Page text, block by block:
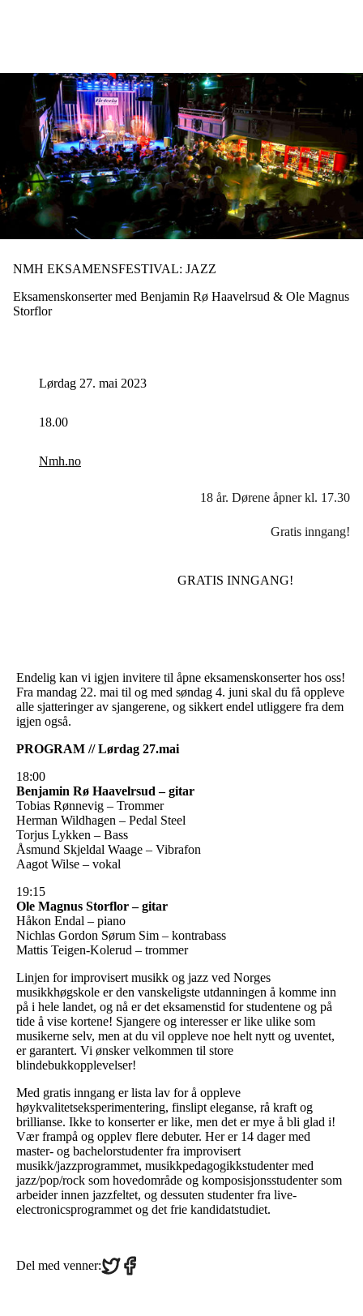
NMH EKSAMENSFESTIVAL: JAZZ
Eksamenskonserter med Benjamin Rø Haavelrsud & Ole Magnus
Storflor
Lørdag 27. mai 2023
18.00
Nmh.no
18 år. Dørene åpner kl. 17.30
Gratis inngang!
GRATIS INNGANG!
Endelig kan vi igjen invitere til åpne eksamenskonserter hos oss!
Fra mandag 22. mai til og med søndag 4. juni skal du få oppleve
alle sjatteringer av sjangerene, og sikkert endel utliggere fra dem
igjen også.
PROGRAM // Lørdag 27.mai
18:00
Benjamin Rø Haavelrsud – gitar
Tobias Rønnevig – Trommer
Herman Wildhagen – Pedal Steel
Torjus Lykken – Bass
Åsmund Skjeldal Waage – Vibrafon
Aagot Wilse – vokal
19:15
Ole Magnus Storflor – gitar
Håkon Endal – piano
Nichlas Gordon Sørum Sim – kontrabass
Mattis Teigen-Kolerud – trommer
Linjen for improvisert musikk og jazz ved Norges
musikkhøgskole er den vanskeligste utdanningen å komme inn
på i hele landet, og nå er det eksamenstid for studentene og på
tide å vise kortene! Sjangere og interesser er like ulike som
musikerne selv, men at du vil oppleve noe helt nytt og uventet,
er garantert. Vi ønsker velkommen til store
blindebukkopplevelser!
Med gratis inngang er lista lav for å oppleve
høykvalitetseksperimentering, finslipt eleganse, rå kraft og
brillianse. Ikke to konserter er like, men det er mye å bli glad i!
Vær frampå og opplev flere debuter. Her er 14 dager med
master- og bachelorstudenter fra improvisert
musikk/jazzprogrammet, musikkpedagogikkstudenter med
jazz/pop/rock som hovedområde og komposisjonsstudenter som
arbeider innen jazzfeltet, og dessuten studenter fra live-
electronicsprogrammet og det frie kandidatstudiet.
Del med venner:Share
on
Share
on